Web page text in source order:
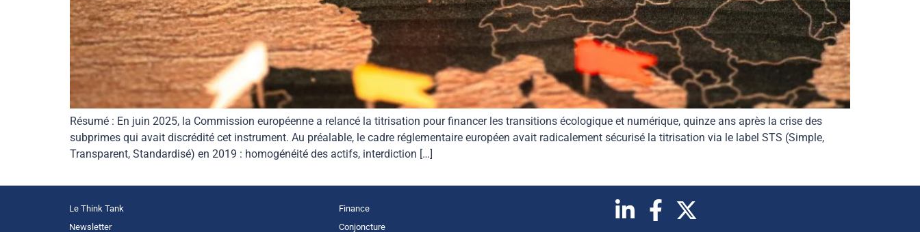
Résumé : En juin 2025, la Commission européenne a relancé la titrisation pour financer les transitions écologique et numérique, quinze ans après la crise des
subprimes qui avait discrédité cet instrument. Au préalable, le cadre réglementaire européen avait radicalement sécurisé la titrisation via le label STS (Simple,
Transparent, Standardisé) en 2019 : homogénéité des actifs, interdiction […]
Le Think Tank
Newsletter
Finance
Conjoncture